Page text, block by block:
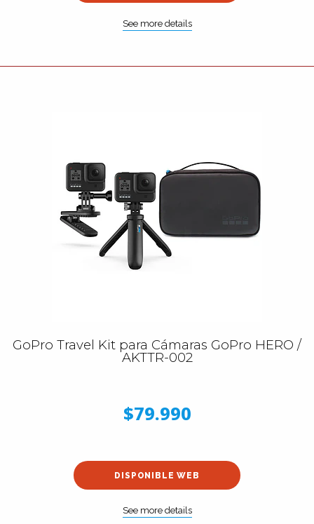
See more details
GoPro Travel Kit para Cámaras GoPro HERO /
AKTTR-002
$79.990
DISPONIBLE WEB
See more details